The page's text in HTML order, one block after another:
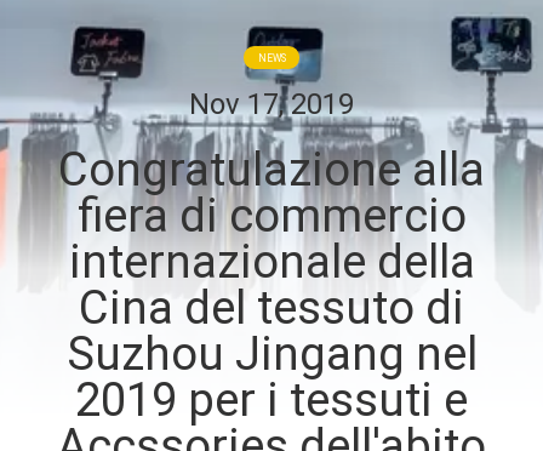
GIRO
DELLA
FABBRICA
CONTROLLO
DI
QUALITÀ
CONTATTICI
NEWS
Nov 17, 2019
Congratulazione alla
fiera di commercio
internazionale della
Cina del tessuto di
Suzhou Jingang nel
2019 per i tessuti e